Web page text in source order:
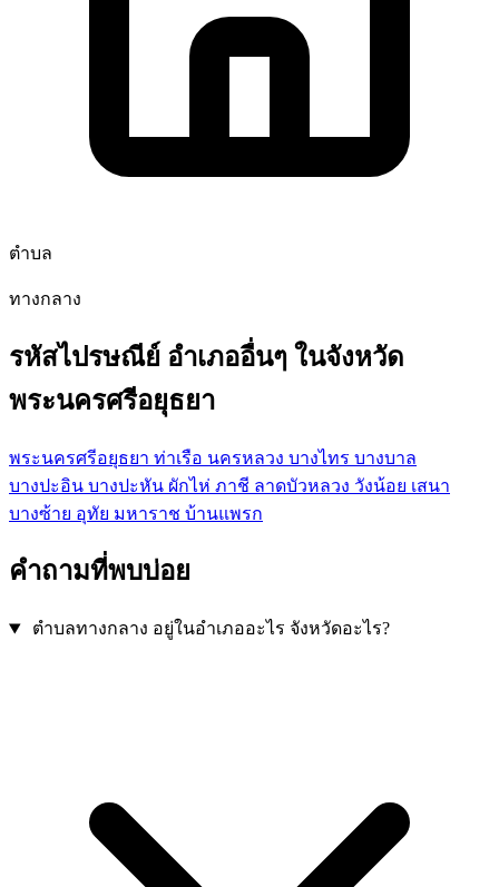
ตำบล
ทางกลาง
รหัสไปรษณีย์ อำเภออื่นๆ ในจังหวัด
พระนครศรีอยุธยา
พระนครศรีอยุธยา ท่าเรือ นครหลวง บางไทร บางบาล
บางปะอิน บางปะหัน ผักไห่ ภาชี ลาดบัวหลวง วังน้อย เสนา
บางซ้าย อุทัย มหาราช บ้านแพรก
คำถามที่พบบ่อย
ตำบลทางกลาง อยู่ในอำเภออะไร จังหวัดอะไร?